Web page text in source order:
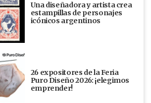
Una diseñadora y artista crea
estampillas de personajes
icónicos argentinos
26 expositores de la Feria
Puro Diseño 2026: ¡elegimos
emprender!